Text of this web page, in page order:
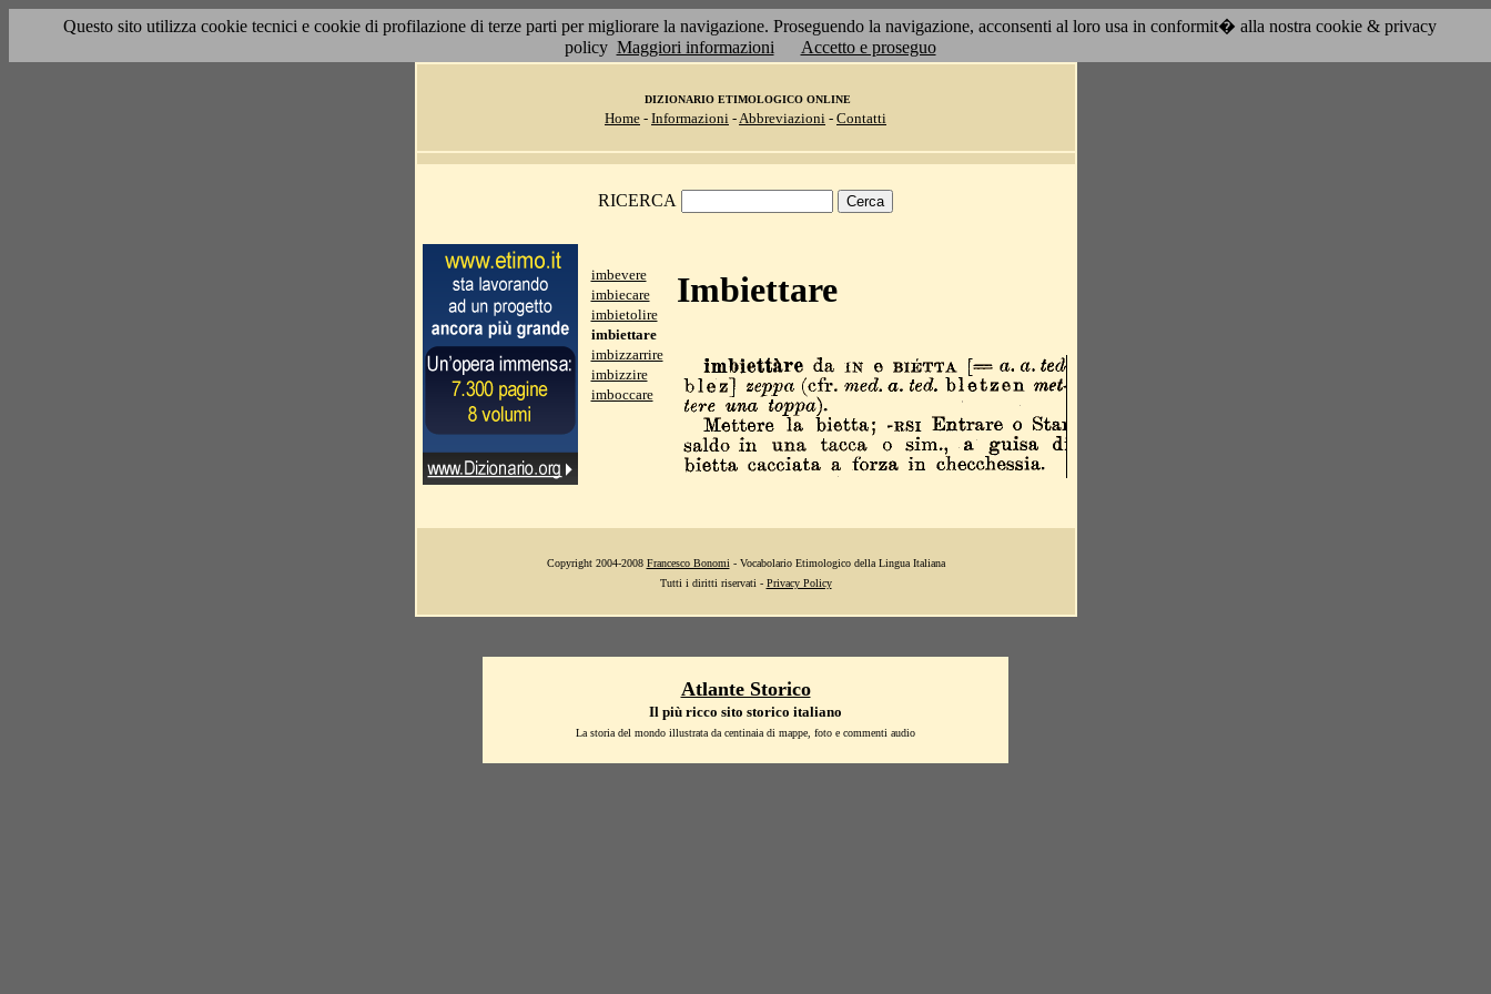
Questo sito utilizza cookie tecnici e cookie di profilazione di terze parti per migliorare la navigazione. Proseguendo la navigazione, acconsenti al loro usa in conformit� alla nostra cookie & privacy
policy Maggiori informazioni Accetto e proseguo
DIZIONARIO ETIMOLOGICO ONLINE
Home - Informazioni -Abbreviazioni - Contatti
RICERCA
imbevere
imbiecare
imbietolire
imbiettare
imbizzarrire
imbizzire
imboccare
Imbiettare
Copyright 2004-2008 Francesco Bonomi - Vocabolario Etimologico della Lingua Italiana
Tutti i diritti riservati - Privacy Policy
Atlante Storico
Il più ricco sito storico italiano
La storia del mondo illustrata da centinaia di mappe, foto e commenti audio